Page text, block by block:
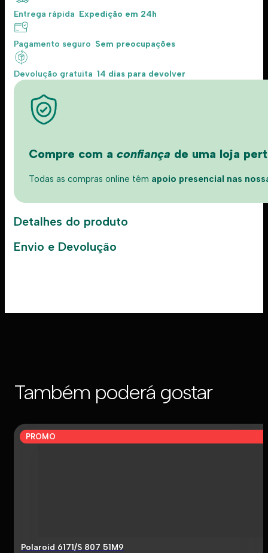
Entrega rápida Expedição em 24h
Pagamento seguro Sem preocupações
Devolução gratuita 14 dias para devolver
Compre com a confiança de uma loja
Todas as compras online têm apoio presencial nas
Detalhes do produto
Envio e Devolução
Também poderá gostar
PROMO
Polaroid 6171/S 807 51M9